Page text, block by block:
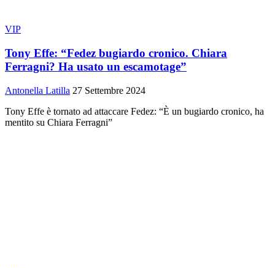
VIP
Tony Effe: “Fedez bugiardo cronico. Chiara
Ferragni? Ha usato un escamotage”
Antonella Latilla 27 Settembre 2024
Tony Effe è tornato ad attaccare Fedez: “È un bugiardo cronico, ha
mentito su Chiara Ferragni”